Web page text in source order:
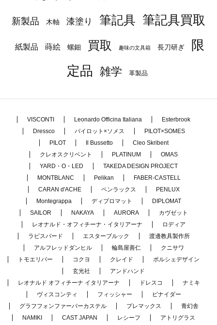
新製品 木軸 漆塗り 筆記具 筆記具買取
紙製品 蒔絵 螺鈿 買取 趣味の文具箱 長刀研ぎ
限
定品
雑学 革製品
VISCONTI Leonardo Officina Italiana
Esterbrook
Dressco
パイロット×ソメス
PILOT×SOMES
PILOT
Il Bussetto
Cleo Skribent
クレオスクリベント
PLATINUM
OMAS
YARD・O・LED
TAKEDA DESIGN PROJECT
MONTBLANC
Pelikan
FABER-CASTELL
CARAN d'ACHE
ペンラックス
PENLUX
Montegrappa
ディプロマット
DIPLOMAT
SAILOR
NAKAYA AURORA
カヴゼット
レオナルド・オフィチーナ・イタリアーナ
ロディア
ラピスバード
エスターブルック
渡邊教具製作所
アルフレッドダンヒル
輪島屋善仁
クニサワ
トモエリバー
コクヨ クレイド
ポルシェデザイン
玄光社
アンドハンド
レオナルド オフィチーナ イタリアーナ
ドレスコ
ナミキ
ヴィスコンティ
フィッシャー
ピナイダー
グラフフォンファーバーカステル
プレマックス
青幻舎
NAMIKI
CAST JAPAN レシーフ
アトリグラス